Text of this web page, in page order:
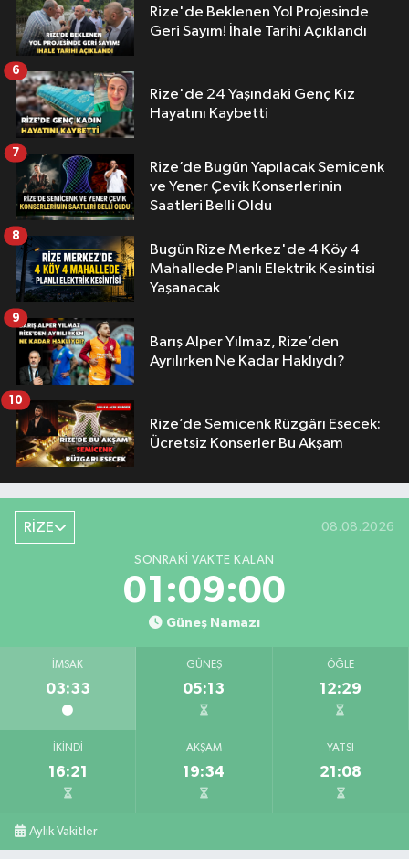
Rize'de Beklenen Yol Projesinde
Geri Sayım! İhale Tarihi Açıklandı
Rize'de 24 Yaşındaki Genç Kız
Hayatını Kaybetti
6
Rize’de Bugün Yapılacak Semicenk
ve Yener Çevik Konserlerinin
Saatleri Belli Oldu
7
Bugün Rize Merkez'de 4 Köy 4
Mahallede Planlı Elektrik Kesintisi
Yaşanacak
8
Barış Alper Yılmaz, Rize’den
Ayrılırken Ne Kadar Haklıydı?
9
Rize’de Semicenk Rüzgârı Esecek:
Ücretsiz Konserler Bu Akşam
10
RİZE 08.08.2026
SONRAKI VAKTE KALAN
01:09:00
Güneş Namazı
İMSAK
03:33
GÜNEŞ
05:13
ÖĞLE
12:29
İKINDI
16:21
AKŞAM
19:34
YATSI
21:08
Aylık Vakitler